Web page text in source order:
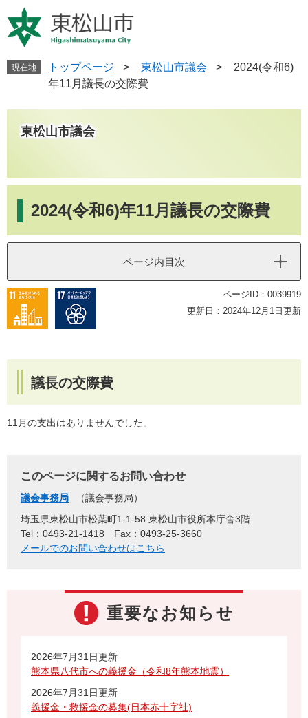
ー
ジ
す
ニ
ュ
し
現在地 トップページ > 東松山市議会 >
2024(令和6)
年11月議長の交際費
東松山市議会
2024(令和6)年11月議長の交際費
ページ内目次
ページID：0039919
更新日：2024年12月1日更新
議長の交際費
11月の支出はありませんでした。
このページに関するお問い合わせ
議会事務局
議会事務局
埼玉県東松山市松葉町1-1-58 東松山市役所本庁舎3階
Tel：0493-21-1418
Fax：0493-25-3660
メールでのお問い合わせはこちら
重要なお知らせ
2026年7月31日更新
熊本県八代市への義援金（令和8年熊本地震）
2026年7月31日更新
義援金・救援金の募集(日本赤十字社)